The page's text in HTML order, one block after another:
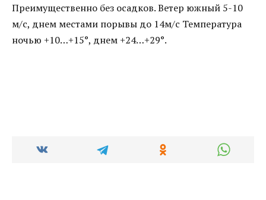
Преимущественно без осадков. Ветер южный 5-10
м/с, днем местами порывы до 14м/с Температура
ночью +10…+15°, днем +24…+29°.